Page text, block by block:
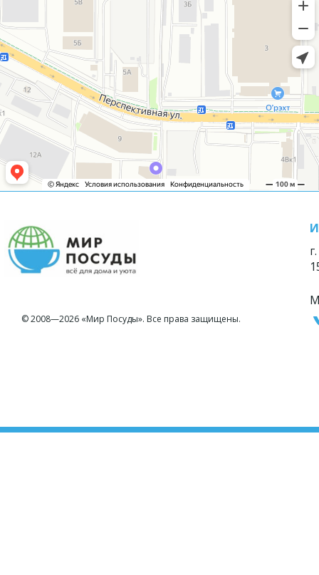
© 2008—2026 «Мир Посуды». Все права защищены.